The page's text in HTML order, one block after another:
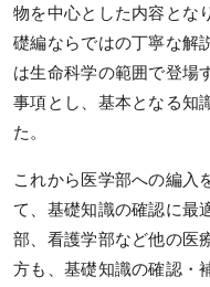
カリキュラム一覧
基礎シリーズ
物理化学シリーズ
オプション科目
物を中心とした内容とな
礎編ならではの丁寧な解
は生命科学の範囲で登場
事項とし、基本となる知
た。
これから医学部への編入
て、基礎知識の確認に最
部、看護学部など他の医
方も、基礎知識の確認・